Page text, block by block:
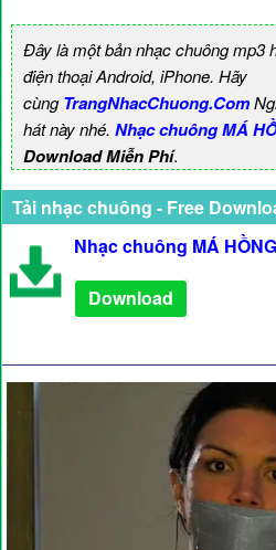
Đây là một bản nhạc chuông mp3
điện thoại Android, iPhone. Hãy
cùngTrangNhacChuong.Com
hát này nhé. Nhạc chuông MÁ
Download Miễn Phí.
Tải nhạc chuông - Free
Nhạc chuông MÁ
Download